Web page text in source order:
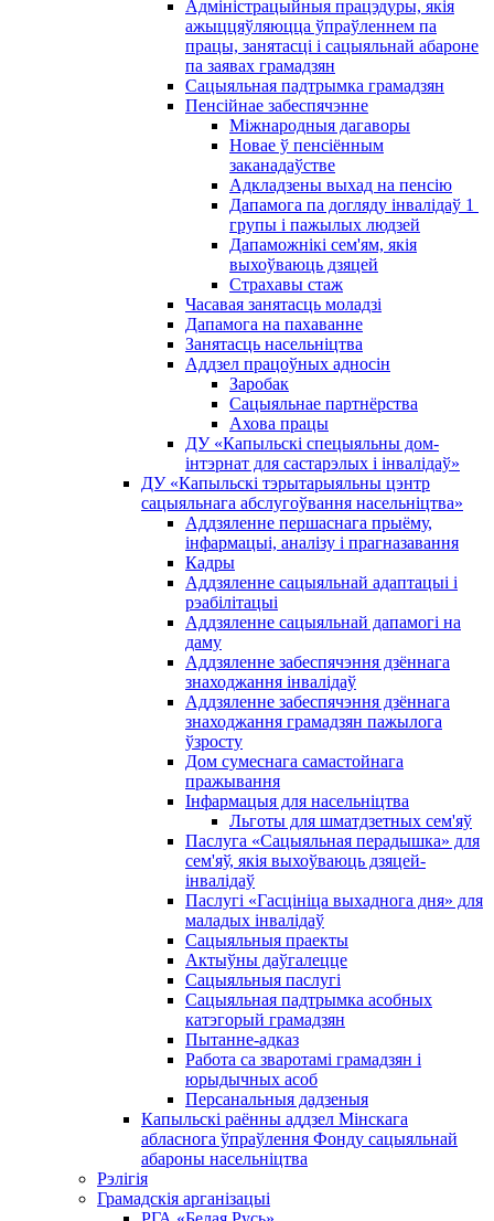
Адміністрацыйныя працэдуры, якія
ажыццяўляюцца ўпраўленнем па
працы, занятасці і сацыяльнай абароне
па заявах грамадзян
Сацыяльная падтрымка грамадзян
Пенсійнае забеспячэнне
Міжнародныя дагаворы
Новае ў пенсіённым
заканадаўстве
Адкладзены выхад на пенсію
Дапамога па догляду інвалідаў 1 ​​
групы і пажылых людзей
Дапаможнікі сем'ям, якія
выхоўваюць дзяцей
Страхавы стаж
Часавая занятасць моладзі
Дапамога на пахаванне
Занятасць насельніцтва
Аддзел працоўных адносін
Заробак
Сацыяльнае партнёрства
Ахова працы
ДУ «Капыльскі спецыяльны дом-
інтэрнат для састарэлых і інвалідаў»
ДУ «Капыльскі тэрытарыяльны цэнтр
сацыяльнага абслугоўвання насельніцтва»
Аддзяленне першаснага прыёму,
інфармацыі, аналізу і прагназавання
Кадры
Аддзяленне сацыяльнай адаптацыі і
рэабілітацыі
Аддзяленне сацыяльнай дапамогі на
даму
Аддзяленне забеспячэння дзённага
знаходжання інвалідаў
Аддзяленне забеспячэння дзённага
знаходжання грамадзян пажылога
ўзросту
Дом сумеснага самастойнага
пражывання
Інфармацыя для насельніцтва
Льготы для шматдзетных сем'яў
Паслуга «Сацыяльная перадышка» для
сем'яў, якія выхоўваюць дзяцей-
інвалідаў
Паслугі «Гасцініца выхаднога дня» для
маладых інвалідаў
Сацыяльныя праекты
Актыўны даўгалецце
Сацыяльныя паслугі
Сацыяльная падтрымка асобных
катэгорый грамадзян
Пытанне-адказ
Работа са зваротамі грамадзян і
юрыдычных асоб
Персанальныя дадзеныя
Капыльскі раённы аддзел Мінскага
абласнога ўпраўлення Фонду сацыяльнай
абароны насельніцтва
Рэлігія
Грамадскія арганізацыі